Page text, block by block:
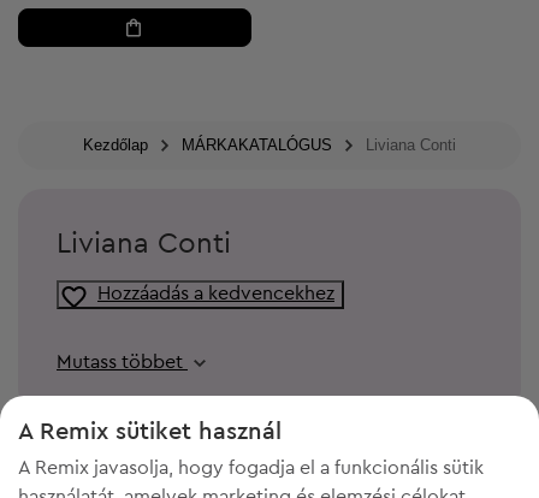
Kezdőlap MÁRKAKATALÓGUS Liviana Conti
Liviana Conti
Hozzáadás a kedvencekhez
Mutass többet
A Remix sütiket használ
A Remix javasolja, hogy fogadja el a funkcionális sütik